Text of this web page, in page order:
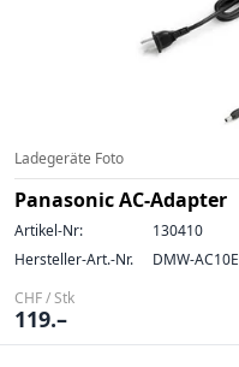
Ladegeräte Foto
Panasonic AC-Adapter
Artikel-Nr:
130410
Hersteller-Art.-Nr.
DMW-AC10E
CHF / Stk
119.–